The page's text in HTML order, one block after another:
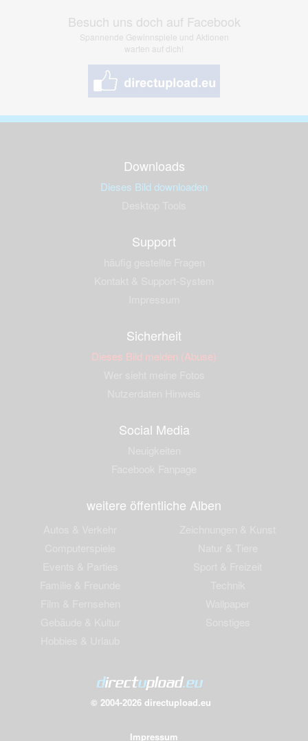
Besuch uns doch auf Facebook
Spannende Gewinnspiele und Aktionen
warten auf dich!
Downloads
Dieses Bild downloaden
Support
Sicherheit
Dieses Bild melden (Abuse)
Social Media
weitere öffentliche Alben
© 2004-2026 directupload.eu
Impressum